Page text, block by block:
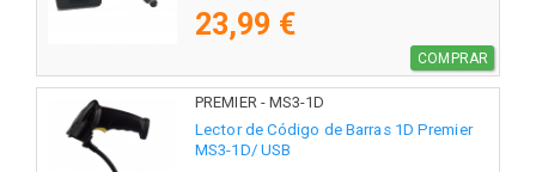
23,99 €
COMPRAR
PREMIER - MS3-1D
Lector de Código de Barras 1D Premier
MS3-1D/ USB